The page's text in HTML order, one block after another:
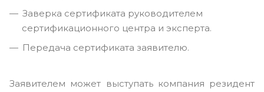
Заверка сертификата руководителем
сертификационного центра и эксперта.
Передача сертификата заявителю.
Заявителем может выступать компания резидент